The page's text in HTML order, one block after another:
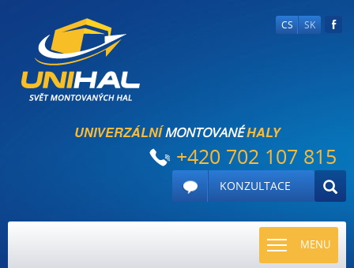
CS SK
UNIVERZÁLNÍMONTOVANÉHALY
+420 702 107 815
KONZULTACE
MENU
TOGGLE